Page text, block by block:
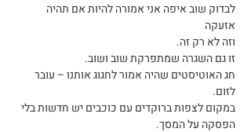
לבדוק שוב איפה אני אמורה להיות אם תהיה
אזעקה
וזה לא רק זה.
זו גם השגרה שמתפרקת שוב ושוב.
חג האוטיסטים שהיה אמור לחגוג אותנו – עובר
לזום.
במקום לצפות ברוקדים עם כוכבים יש חדשות בלי
הפסקה על המסך.